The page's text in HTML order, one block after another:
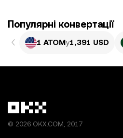
Популярні конвертації
1 ATOMу1,391 USD
© 2026 OKX.COM, 2017